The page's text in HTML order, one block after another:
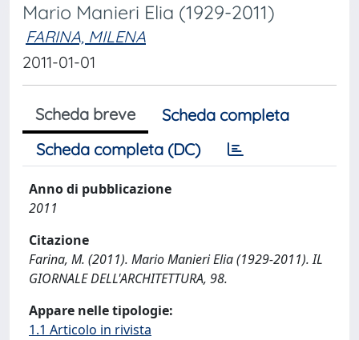
Mario Manieri Elia (1929-2011)
FARINA, MILENA
2011-01-01
Scheda breve
Scheda completa
Scheda completa (DC)
Anno di pubblicazione
2011
Citazione
Farina, M. (2011). Mario Manieri Elia (1929-2011). IL
GIORNALE DELL'ARCHITETTURA, 98.
Appare nelle tipologie:
1.1 Articolo in rivista